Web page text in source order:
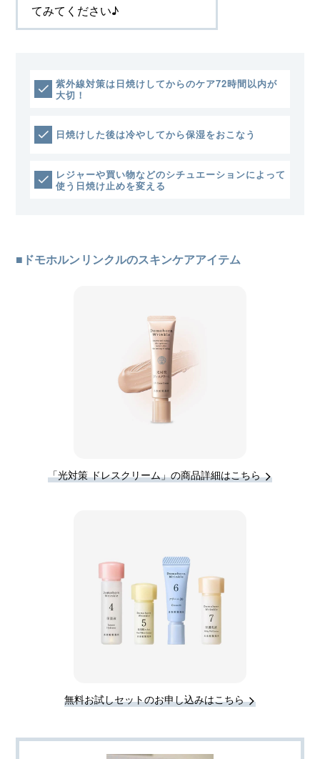
てみてください♪
紫外線対策は日焼けしてからのケア72時間以内が
大切！
日焼けした後は冷やしてから保湿をおこなう
レジャーや買い物などのシチュエーションによって
使う日焼け止めを変える
■ドモホルンリンクルのスキンケアアイテム
「光対策 ドレスクリーム」の商品詳細はこちら
無料お試しセットのお申し込みはこちら